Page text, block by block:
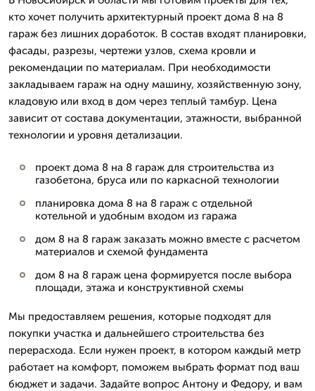
кто хочет получить архитектурный проект дома 8 на 8
гараж без лишних доработок. В состав входят планировки,
фасады, разрезы, чертежи узлов, схема кровли и
рекомендации по материалам. При необходимости
закладываем гараж на одну машину, хозяйственную зону,
кладовую или вход в дом через теплый тамбур. Цена
зависит от состава документации, этажности, выбранной
технологии и уровня детализации.
проект дома 8 на 8 гараж для строительства из
газобетона, бруса или по каркасной технологии
планировка дома 8 на 8 гараж с отдельной
котельной и удобным входом из гаража
дом 8 на 8 гараж заказать можно вместе с расчетом
материалов и схемой фундамента
дом 8 на 8 гараж цена формируется после выбора
площади, этажа и конструктивной схемы
Мы предоставляем решения, которые подходят для
покупки участка и дальнейшего строительства без
перерасхода. Если нужен проект, в котором каждый метр
работает на комфорт, поможем выбрать формат под ваш
бюджет и задачи. Задайте вопрос Антону и Федору, и вам